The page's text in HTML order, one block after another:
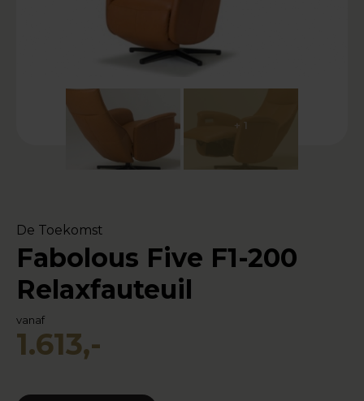
+ 1
De Toekomst
Fabolous Five F1-200
Relaxfauteuil
vanaf
1.613,-